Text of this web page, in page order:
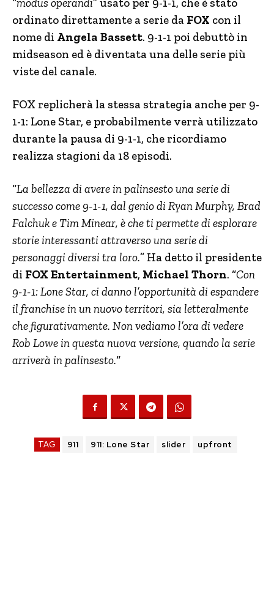
ordinato direttamente a serie da FOX con il
nome di Angela Bassett. 9-1-1 poi debuttò in
midseason ed è diventata una delle serie più
viste del canale.
FOX replicherà la stessa strategia anche per 9-
1-1: Lone Star, e probabilmente verrà utilizzato
durante la pausa di 9-1-1, che ricordiamo
realizza stagioni da 18 episodi.
“La bellezza di avere in palinsesto una serie di
successo come 9-1-1, dal genio di Ryan Murphy, Brad
Falchuk e Tim Minear, è che ti permette di esplorare
storie interessanti attraverso una serie di
personaggi diversi tra loro.” Ha detto il presidente
di FOX Entertainment, Michael Thorn. “Con
9-1-1: Lone Star, ci danno l’opportunità di espandere
il franchise in un nuovo territori, sia letteralmente
che figurativamente. Non vediamo l’ora di vedere
Rob Lowe in questa nuova versione, quando la serie
arriverà in palinsesto.“
TAG 911 911: Lone Star slider upfront